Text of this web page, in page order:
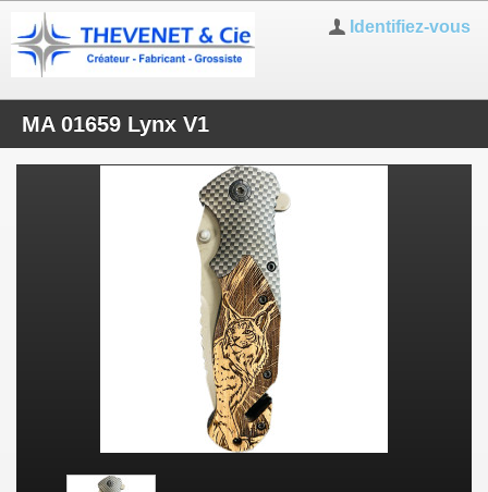
Identifiez-vous
MA 01659 Lynx V1